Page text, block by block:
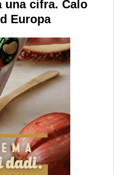
una cifra. Calo
Europa